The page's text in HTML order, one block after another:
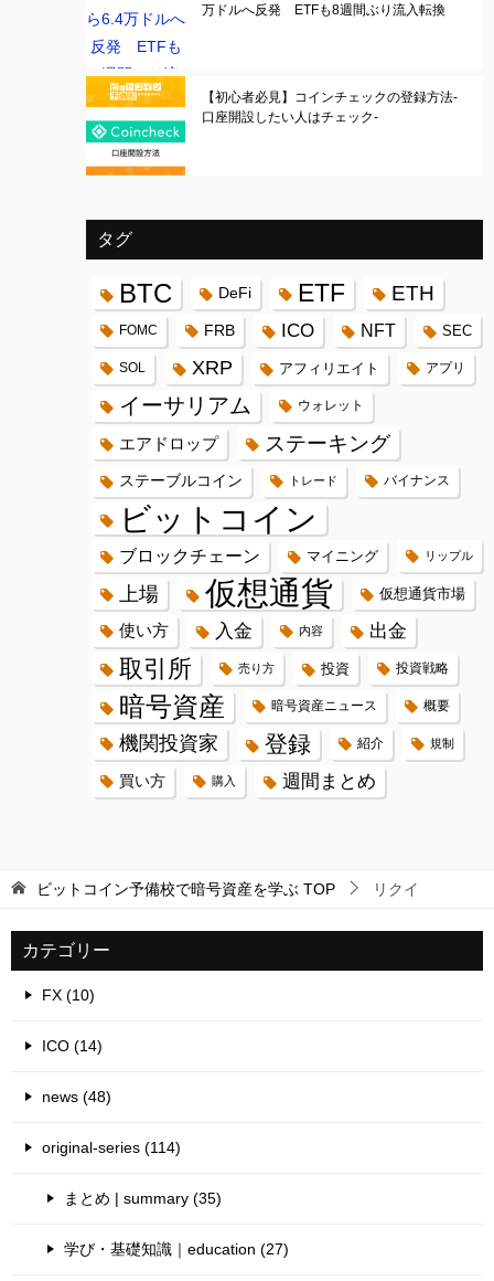
万ドルへ反発 ETFも8週間ぶり流入転換
【初心者必見】コインチェックの登録方法-
口座開設したい人はチェック-
タグ
BTC DeFi ETF ETH
FOMC FRB ICO NFT SEC
SOL XRP アフィリエイト アプリ
イーサリアム ウォレット
エアドロップ ステーキング
ステーブルコイン トレード バイナンス
ビットコイン
ブロックチェーン マイニング リップル
上場 仮想通貨 仮想通貨市場
使い方 入金 内容 出金
取引所 売り方 投資 投資戦略
暗号資産 暗号資産ニュース 概要
機関投資家 登録 紹介 規制
買い方 購入 週間まとめ
ビットコイン予備校で暗号資産を学ぶ TOP リクイ
カテゴリー
FX (10)
ICO (14)
news (48)
original-series (114)
まとめ | summary (35)
学び・基礎知識｜education (27)